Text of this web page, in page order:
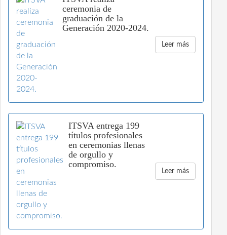
ceremonia de
graduación de la
Generación 2020-2024.
Leer más
ITSVA entrega 199
títulos profesionales
en ceremonias llenas
de orgullo y
compromiso.
Leer más